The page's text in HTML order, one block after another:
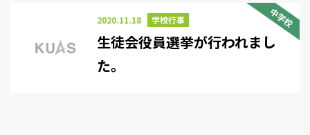
中学校
2020.11.18 学校行事
生徒会役員選挙が行われまし
た。